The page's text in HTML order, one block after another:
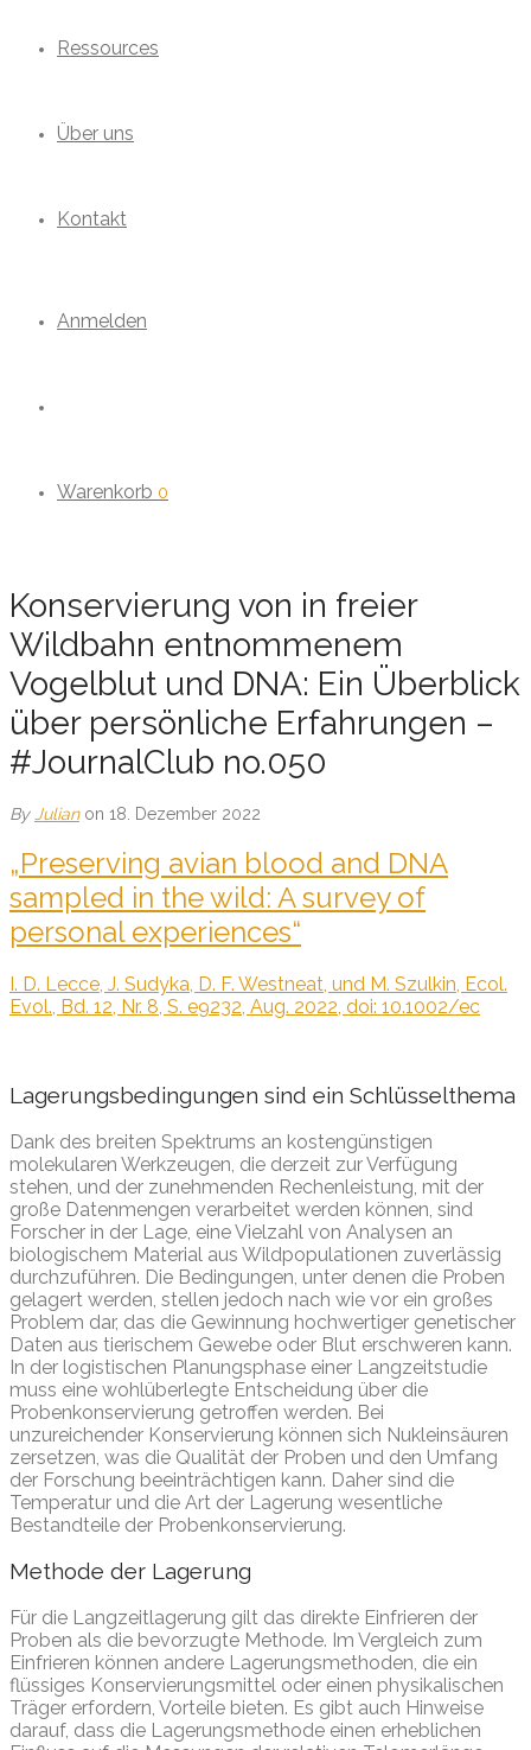
Ressources
Über uns
Kontakt
Anmelden
Warenkorb 0
Konservierung von in freier
Wildbahn entnommenem
Vogelblut und DNA: Ein Überblick
über persönliche Erfahrungen –
#JournalClub no.050
By Julian on 18. Dezember 2022
„Preserving avian blood and DNA
sampled in the wild: A survey of
personal experiences“
I. D. Lecce, J. Sudyka, D. F. Westneat, und M. Szulkin, Ecol.
Evol., Bd. 12, Nr. 8, S. e9232, Aug. 2022, doi: 10.1002/ec
Lagerungsbedingungen sind ein Schlüsselthema
Dank des breiten Spektrums an kostengünstigen
molekularen Werkzeugen, die derzeit zur Verfügung
stehen, und der zunehmenden Rechenleistung, mit der
große Datenmengen verarbeitet werden können, sind
Forscher in der Lage, eine Vielzahl von Analysen an
biologischem Material aus Wildpopulationen zuverlässig
durchzuführen. Die Bedingungen, unter denen die Proben
gelagert werden, stellen jedoch nach wie vor ein großes
Problem dar, das die Gewinnung hochwertiger genetischer
Daten aus tierischem Gewebe oder Blut erschweren kann.
In der logistischen Planungsphase einer Langzeitstudie
muss eine wohlüberlegte Entscheidung über die
Probenkonservierung getroffen werden. Bei
unzureichender Konservierung können sich Nukleinsäuren
zersetzen, was die Qualität der Proben und den Umfang
der Forschung beeinträchtigen kann. Daher sind die
Temperatur und die Art der Lagerung wesentliche
Bestandteile der Probenkonservierung.
Methode der Lagerung
Für die Langzeitlagerung gilt das direkte Einfrieren der
Proben als die bevorzugte Methode. Im Vergleich zum
Einfrieren können andere Lagerungsmethoden, die ein
flüssiges Konservierungsmittel oder einen physikalischen
Träger erfordern, Vorteile bieten. Es gibt auch Hinweise
darauf, dass die Lagerungsmethode einen erheblichen